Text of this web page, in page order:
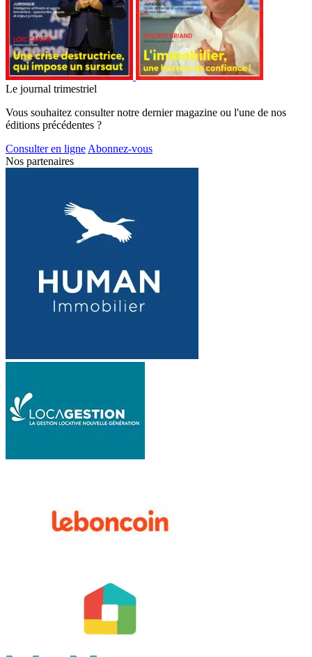
Le journal trimestriel
Vous souhaitez consulter notre dernier magazine ou l'une de nos
éditions précédentes ?
Consulter en ligne Abonnez-vous
Nos partenaires